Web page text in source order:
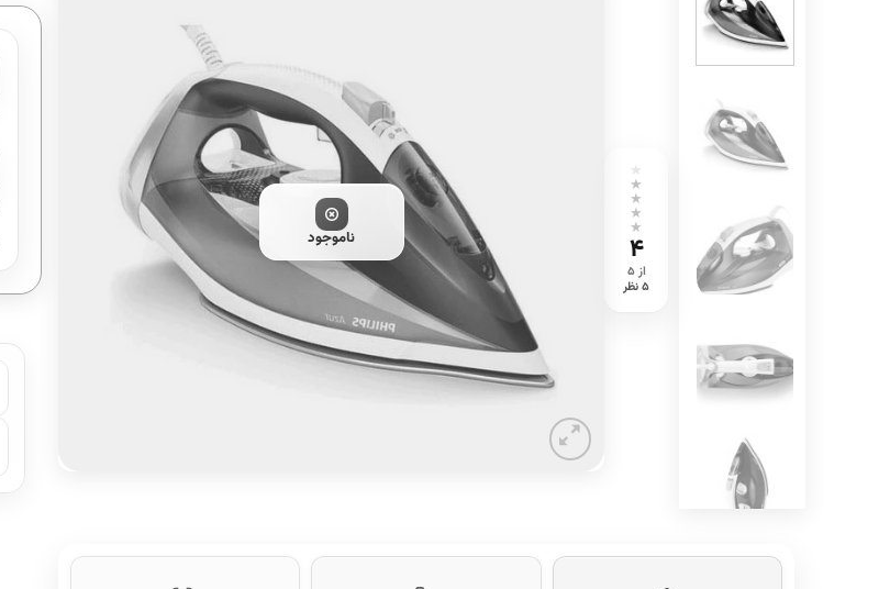
★
★
★
★
★
۴
از ۵
۵ نظر
ناموجود